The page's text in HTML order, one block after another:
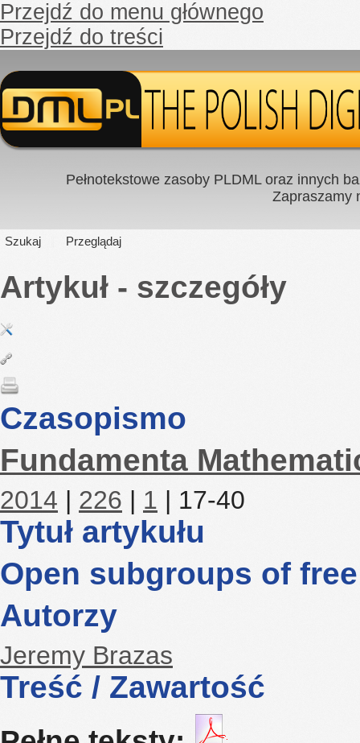
Przejdź do menu głównego
Przejdź do treści
Pełnotekstowe zasoby PLDML oraz innych
Zapraszamy
Szukaj Przeglądaj
Artykuł - szczegóły
Czasopismo
Fundamenta
2014 | 226 | 1 | 17-40
Tytuł artykułu
Open subgroups of
Autorzy
Jeremy Brazas
Treść / Zawartość